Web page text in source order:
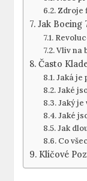
Zdroje
Jak Boeing
Vliv na
Často
Jaká je
Jaké
Jaký je
Jaké
Jak
Co
Klíčové